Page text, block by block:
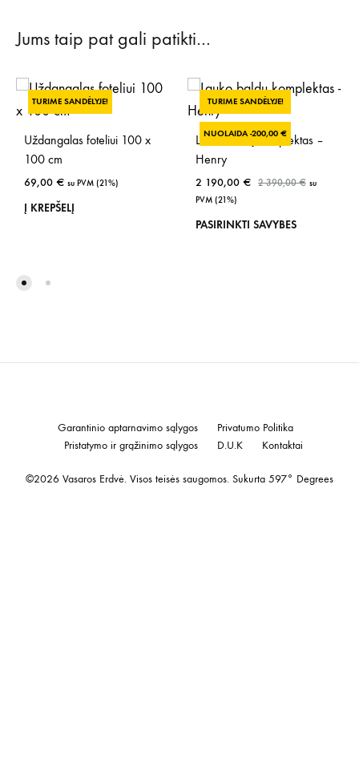
Jums taip pat gali patikti…
TURIME SANDĖLYJE!
Uždangalas foteliui 100 x
100 cm
69,00 € su PVM (21%)
Į KREPŠELĮ
TURIME SANDĖLYJE!
NUOLAIDA -200,00 €
Lauko baldų komplektas –
Henry
2 190,00 € 2 390,00€ su
PVM (21%)
PASIRINKTI SAVYBES
©2026 Vasaros Erdvė. Visos teisės saugomos. Sukurta 597° Degrees
Garantinio aptarnavimo sąlygos
Privatumo Politika
Pristatymo ir grąžinimo sąlygos
D.U.K Kontaktai